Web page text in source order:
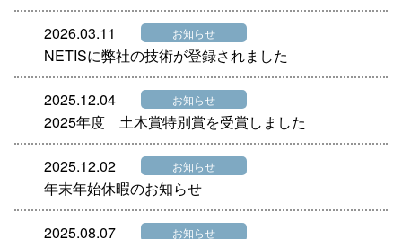
2026.03.11 お知らせ
NETISに弊社の技術が登録されました
2025.12.04 お知らせ
2025年度 土木賞特別賞を受賞しました
2025.12.02 お知らせ
年末年始休暇のお知らせ
2025.08.07 お知らせ